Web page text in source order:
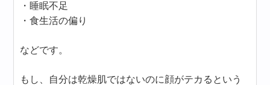
・睡眠不足
・食生活の偏り
などです。
もし、自分は乾燥肌ではないのに顔がテカるという